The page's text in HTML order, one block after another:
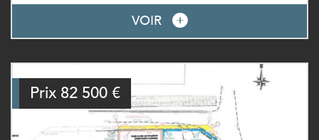
VOIR
Prix 82 500 €